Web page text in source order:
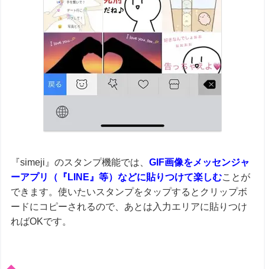
『simeji』のスタンプ機能では、GIF画像をメッセンジャ
ーアプリ（『LINE』等）などに貼りつけて楽しむことが
できます。使いたいスタンプをタップするとクリップボ
ードにコピーされるので、あとは入力エリアに貼りつけ
ればOKです。